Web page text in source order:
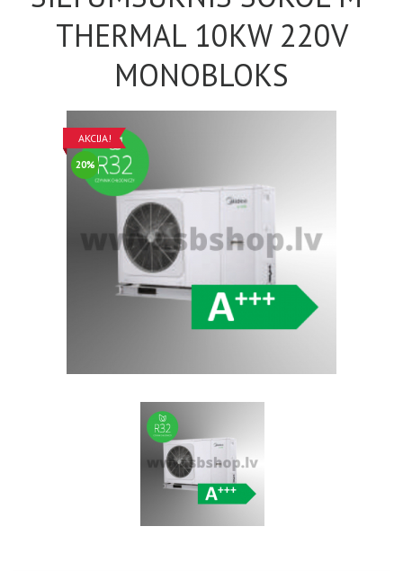
THERMAL 10KW 220V
MONOBLOKS
AKCIJA!
20%